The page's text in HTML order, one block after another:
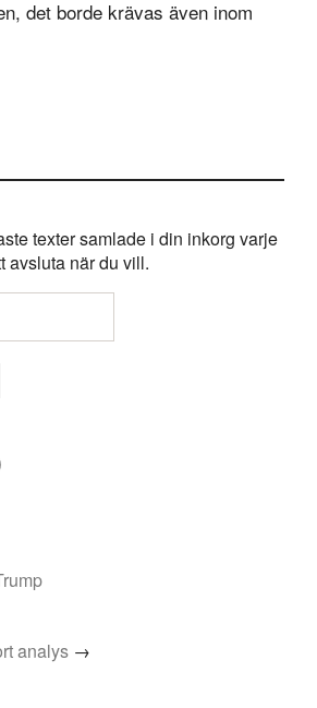
det borde krävas även inom
texter samlade i din inkorg varje
avsluta när du vill.
analys →